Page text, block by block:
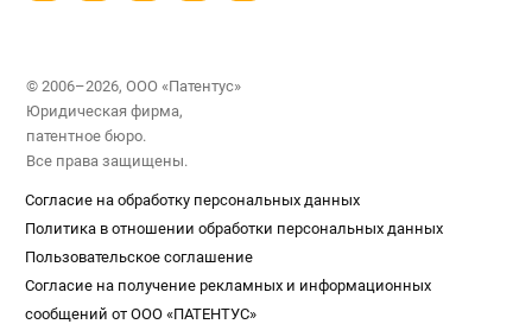
© 2006–2026, ООО «Патентус»
Юридическая фирма,
патентное бюро.
Все права защищены.
Согласие на обработку персональных данных
Политика в отношении обработки персональных данных
Пользовательское соглашение
Согласие на получение рекламных и информационных
сообщений от ООО «ПАТЕНТУС»